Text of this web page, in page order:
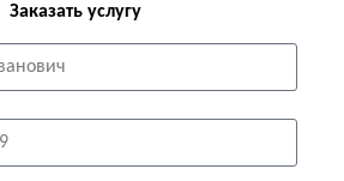
Заказать услугу